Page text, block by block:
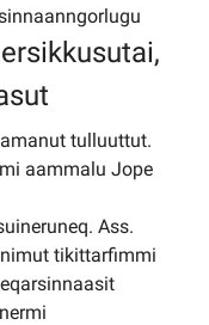
tulluuttut.
aammalu Jope
Ass.
tikittarfimmi